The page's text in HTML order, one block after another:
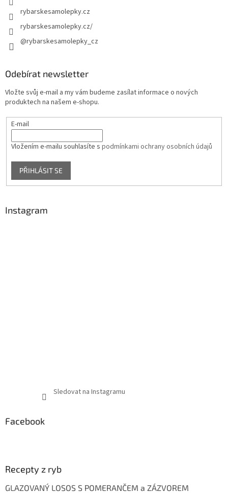
rybarskesamolepky.cz
rybarskesamolepky.cz/
@rybarskesamolepky_cz
Odebírat newsletter
Vložte svůj e-mail a my vám budeme zasílat informace o nových
produktech na našem e-shopu.
E-mail
Vložením e-mailu souhlasíte s podmínkami ochrany osobních údajů
PŘIHLÁSIT SE
Instagram
Sledovat na Instagramu
Facebook
Recepty z ryb
GLAZOVANÝ LOSOS S POMERANČEM a ZÁZVOREM